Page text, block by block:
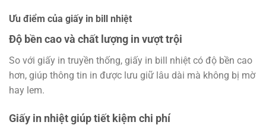
Ưu điểm của giấy in bill nhiệt
Độ bền cao và chất lượng in vượt trội
So với giấy in truyền thống, giấy in bill nhiệt có độ bền cao
hơn, giúp thông tin in được lưu giữ lâu dài mà không bị mờ
hay lem.
Giấy in nhiệt giúp tiết kiệm chi phí